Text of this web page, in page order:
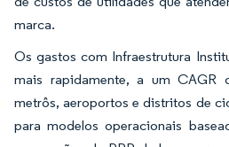
marca.
Os gastos com Infraestrutura
mais rapidamente, a um CAGR
metrôs, aeroportos e distritos de
para modelos operacionais